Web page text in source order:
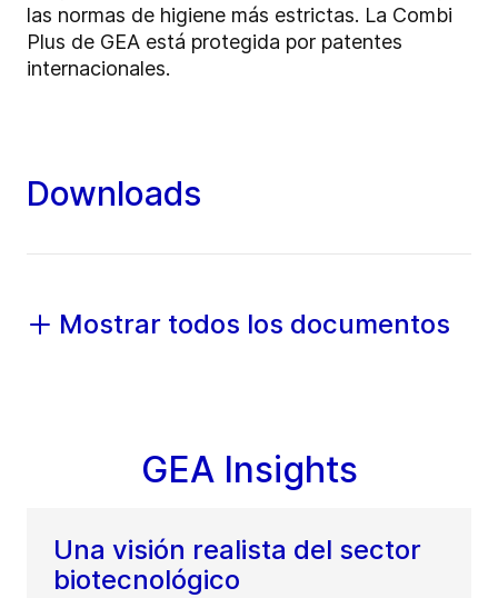
las normas de higiene más estrictas. La Combi
Plus de GEA está protegida por patentes
internacionales.
Downloads
Mostrar todos los documentos
GEA Insights
Una visión realista del sector
biotecnológico